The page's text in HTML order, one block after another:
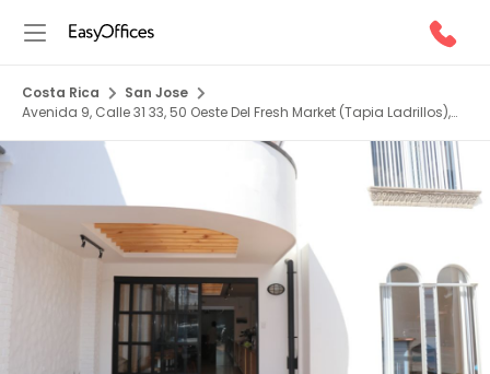
Costa Rica
San Jose
Avenida 9, Calle 31 33, 50 Oeste Del Fresh Market (Tapia Ladrillos),